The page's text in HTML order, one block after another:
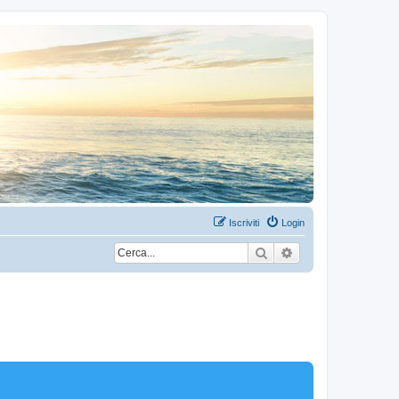
Login
Iscriviti
Cerca